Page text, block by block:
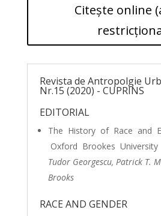
Citește online
Revista de Antropolgie
Nr.15 (2020) - CUPRINS
EDITORIAL
The History of Race and
Oxford Brookes
Tudor Georgescu, Patrick T.
Brooks
RACE AND GENDER